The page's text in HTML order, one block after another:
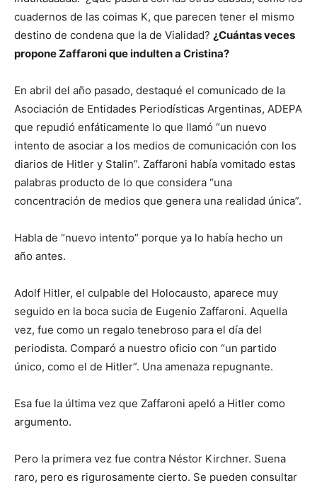
cuadernos de las coimas K, que parecen tener el mismo
destino de condena que la de Vialidad? ¿Cuántas veces
propone Zaffaroni que indulten a Cristina?
En abril del año pasado, destaqué el comunicado de la
Asociación de Entidades Periodísticas Argentinas, ADEPA
que repudió enfáticamente lo que llamó “un nuevo
intento de asociar a los medios de comunicación con los
diarios de Hitler y Stalin”. Zaffaroni había vomitado estas
palabras producto de lo que considera “una
concentración de medios que genera una realidad única”.
Habla de “nuevo intento” porque ya lo había hecho un
año antes.
Adolf Hitler, el culpable del Holocausto, aparece muy
seguido en la boca sucia de Eugenio Zaffaroni. Aquella
vez, fue como un regalo tenebroso para el día del
periodista. Comparó a nuestro oficio con “un partido
único, como el de Hitler”. Una amenaza repugnante.
Esa fue la última vez que Zaffaroni apeló a Hitler como
argumento.
Pero la primera vez fue contra Néstor Kirchner. Suena
raro, pero es rigurosamente cierto. Se pueden consultar